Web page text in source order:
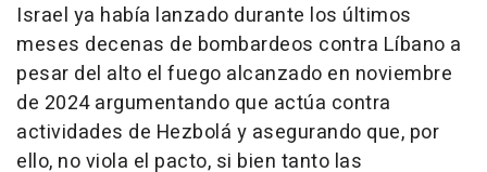
Israel ya había lanzado durante los últimos
meses decenas de bombardeos contra Líbano a
pesar del alto el fuego alcanzado en noviembre
de 2024 argumentando que actúa contra
actividades de Hezbolá y asegurando que, por
ello, no viola el pacto, si bien tanto las